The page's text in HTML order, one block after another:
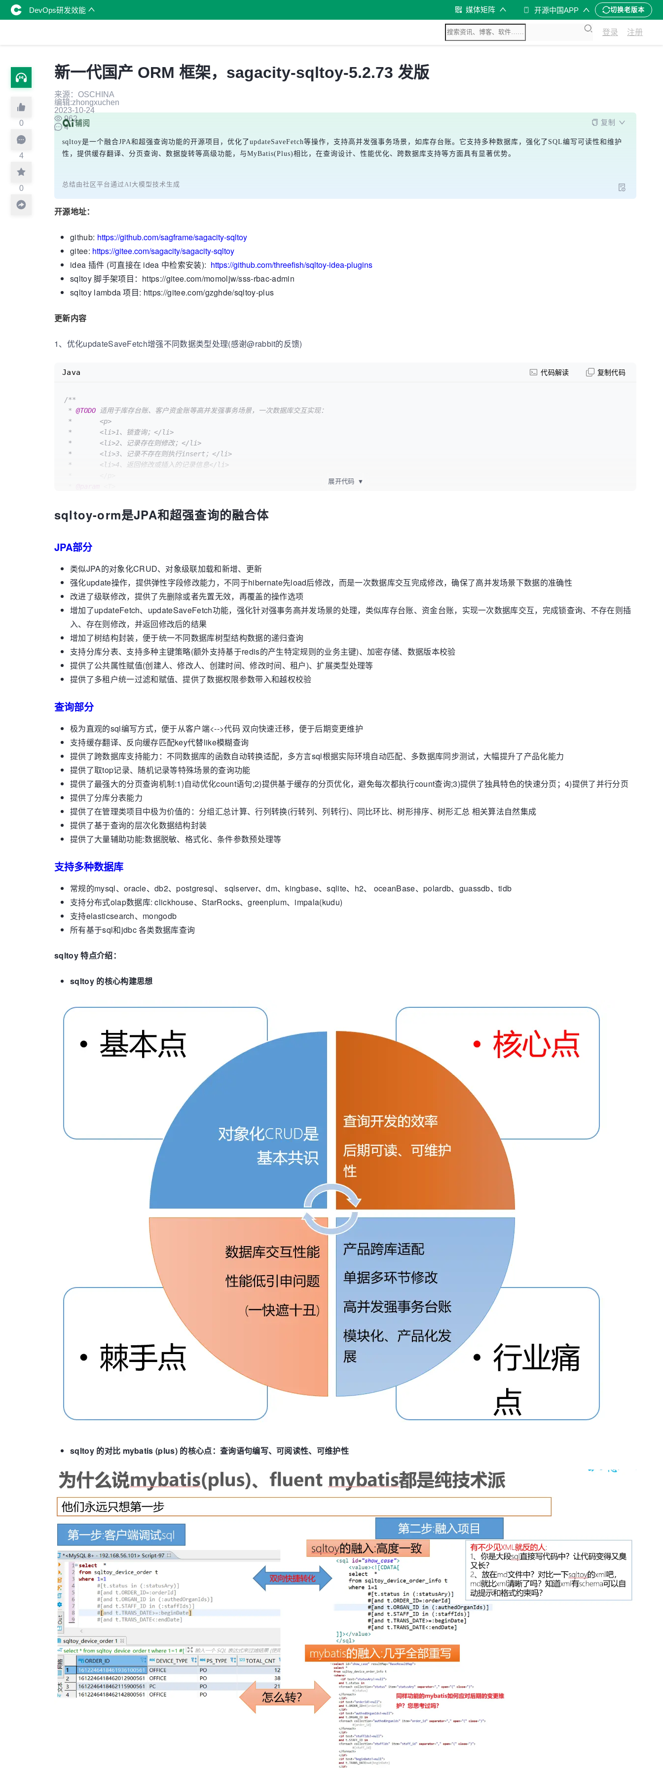
DevOps研发效能 媒体矩阵 开源中国APP 切换老版本
登录 注册
0
4
0
新一代国产 ORM 框架，sagacity-sqltoy-5.2.73 发版
来源：OSCHINA
编辑:zhongxuchen
2023-10-24
962
4
复制
sqltoy是一个融合JPA和超强查询功能的开源项目，优化了updateSaveFetch等操作，支持高并发强事务场景，如库存台账。它支持多种数据库，强化了SQL编写可读性和维护
性，提供缓存翻译、分页查询、数据旋转等高级功能，与MyBatis(Plus)相比，在查询设计、性能优化、跨数据库支持等方面具有显著优势。
总结由社区平台通过AI大模型技术生成
开源地址：
github: https://github.com/sagframe/sagacity-sqltoy
gitee: https://gitee.com/sagacity/sagacity-sqltoy
idea 插件 (可直接在 idea 中检索安装): https://github.com/threefish/sqltoy-idea-plugins
sqltoy 脚手架项目：https://gitee.com/momoljw/sss-rbac-admin
sqltoy lambda 项目: https://gitee.com/gzghde/sqltoy-plus
更新内容
1、优化updateSaveFetch增强不同数据类型处理(感谢@rabbit的反馈)
/**
* @TODO 适用于库存台账、客户资金账等高并发强事务场景，一次数据库交互实现：
updateRowHandler
* @param uniqueProps      唯一性字段，用于做唯一性检索，不设置则按照主键进行查询
*/
public <T
Java 代码解读 复制代码
展开代码 ▼
sqltoy-orm是JPA和超强查询的融合体
JPA部分
类似JPA的对象化CRUD、对象级联加载和新增、更新
强化update操作，提供弹性字段修改能力，不同于hibernate先load后修改，而是一次数据库交互完成修改，确保了高并发场景下数据的准确性
改进了级联修改，提供了先删除或者先置无效，再覆盖的操作选项
增加了updateFetch、updateSaveFetch功能，强化针对强事务高并发场景的处理，类似库存台账、资金台账，实现一次数据库交互，完成锁查询、不存在则插
入、存在则修改，并返回修改后的结果
增加了树结构封装，便于统一不同数据库树型结构数据的递归查询
支持分库分表、支持多种主键策略(额外支持基于redis的产生特定规则的业务主键)、加密存储、数据版本校验
提供了公共属性赋值(创建人、修改人、创建时间、修改时间、租户)、扩展类型处理等
提供了多租户统一过滤和赋值、提供了数据权限参数带入和越权校验
查询部分
极为直观的sql编写方式，便于从客户端<-->代码 双向快速迁移，便于后期变更维护
支持缓存翻译、反向缓存匹配key代替like模糊查询
提供了跨数据库支持能力：不同数据库的函数自动转换适配，多方言sql根据实际环境自动匹配、多数据库同步测试，大幅提升了产品化能力
提供了取top记录、随机记录等特殊场景的查询功能
提供了最强大的分页查询机制:1)自动优化count语句;2)提供基于缓存的分页优化，避免每次都执行count查询;3)提供了独具特色的快速分页；4)提供了并行分页
提供了分库分表能力
提供了在管理类项目中极为价值的：分组汇总计算、行列转换(行转列、列转行)、同比环比、树形排序、树形汇总 相关算法自然集成
提供了基于查询的层次化数据结构封装
提供了大量辅助功能:数据脱敏、格式化、条件参数预处理等
支持多种数据库
常规的mysql、oracle、db2、postgresql、 sqlserver、dm、kingbase、sqlite、h2、 oceanBase、polardb、guassdb、tidb
支持分布式olap数据库: clickhouse、StarRocks、greenplum、impala(kudu)
支持elasticsearch、mongodb
所有基于sql和jdbc 各类数据库查询
sqltoy 特点介绍：
sqltoy 的核心构建思想
sqltoy 的对比 mybatis (plus) 的核心点：查询语句编写、可阅读性、可维护性